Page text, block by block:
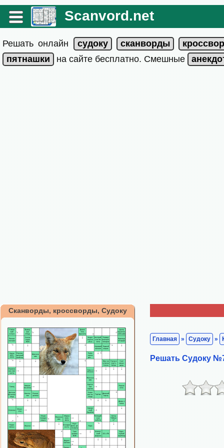
Scanvord.net
Решать онлайн
на сайте бесплатно. Смешные
Сканворды, кроссворды, Судоку
Главная » Судоку »
Решать Судоку